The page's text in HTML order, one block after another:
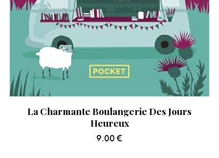
La Charmante Boulangerie Des Jours
Heureux
9.00 €